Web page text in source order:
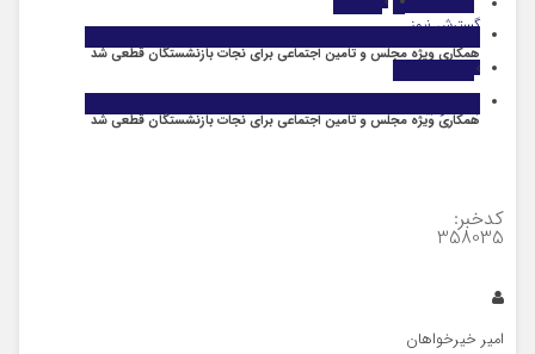
گسترش نیوز
همکاری ویژه مجلس و تامین اجتماعی برای نجات بازنشستگان قطعی شد
همکاری ویژه مجلس و تامین اجتماعی برای نجات بازنشستگان قطعی شد
کدخبر:
358035
امیر خیرخواهان